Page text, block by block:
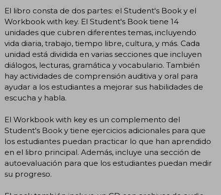
El libro consta de dos partes: el Student's Book y el
Workbook with key. El Student's Book tiene 14
unidades que cubren diferentes temas, incluyendo
vida diaria, trabajo, tiempo libre, cultura, y más. Cada
unidad está dividida en varias secciones que incluyen
diálogos, lecturas, gramática y vocabulario. También
hay actividades de comprensión auditiva y oral para
ayudar a los estudiantes a mejorar sus habilidades de
escucha y habla.
El Workbook with key es un complemento del
Student's Book y tiene ejercicios adicionales para que
los estudiantes puedan practicar lo que han aprendido
en el libro principal. Además, incluye una sección de
autoevaluación para que los estudiantes puedan medir
su progreso.